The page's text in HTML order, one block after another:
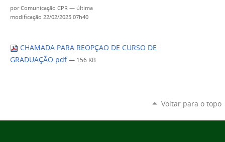
porComunicação CPR — última
modificação 22/02/2025 07h40
CHAMADA PARA REOPÇAO DE CURSO DE
GRADUAÇÃO.pdf — 156 KB
Voltar para o topo